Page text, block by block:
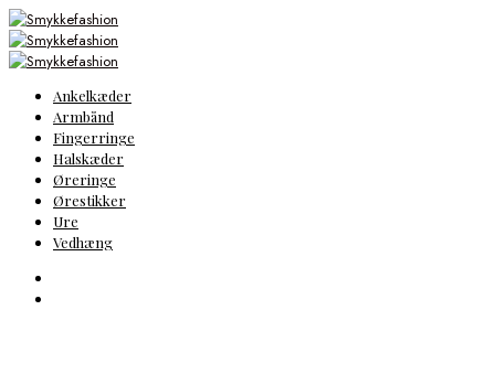
Ankelkæder
Armbånd
Fingerringe
Halskæder
Øreringe
Ørestikker
Ure
Vedhæng